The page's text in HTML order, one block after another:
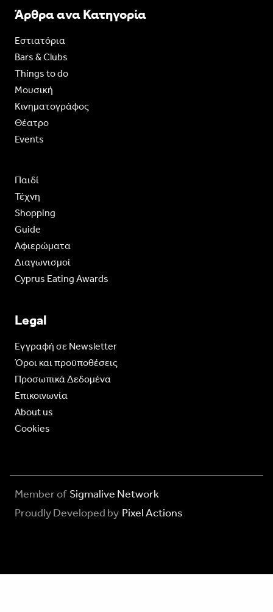
Άρθρα ανα Κατηγορία
Εστιατόρια
Bars & Clubs
Things to do
Moυσική
Κινηματογράφος
Θέατρο
Events
Παιδί
Τέχνη
Shopping
Guide
Aφιερώματα
Διαγωνισμοί
Cyprus Eating Awards
Legal
Eγγραφή σε Newsletter
Όροι και προϋποθέσεις
Προσωπικά Δεδομένα
Επικοινωνία
About us
Cookies
Member of Sigmalive Network
Proudly Developed by Pixel Actions